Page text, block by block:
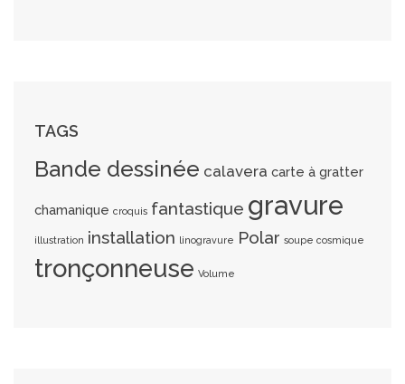
TAGS
Bande dessinée calavera carte à gratter
chamanique croquis fantastique gravure
illustration installation linogravure Polar soupe cosmique
tronçonneuse Volume